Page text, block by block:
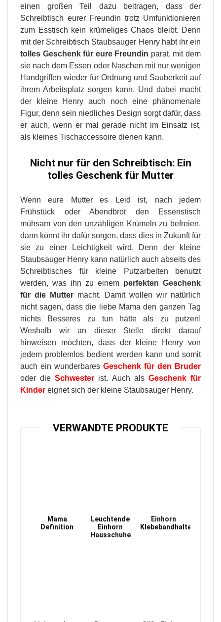
einen großen Teil dazu beitragen, dass der
Schreibtisch eurer Freundin trotz Umfunktionieren
zum Esstisch kein krümeliges Chaos bleibt. Denn
mit der Schreibtisch Staubsauger Henry habt ihr ein
tolles Geschenk für eure Freundin parat, mit dem
sie nach dem Essen oder Naschen mit nur wenigen
Handgriffen wieder für Ordnung und Sauberkeit auf
ihrem Arbeitsplatz sorgen kann. Und dabei macht
der kleine Henry auch noch eine phänomenale
Figur, denn sein niedliches Design sorgt dafür, dass
er auch, wenn er mal gerade nicht im Einsatz ist,
als kleines Tischaccessoire dienen kann.
Nicht nur für den Schreibtisch: Ein
tolles Geschenk für Mutter
Wenn eure Mutter es Leid ist, nach jedem
Frühstück oder Abendbrot den Essenstisch
mühsam von den unzähligen Krümeln zu befreien,
dann könnt ihr dafür sorgen, dass dies in Zukunft für
sie zu einer Leichtigkeit wird. Denn der kleine
Staubsauger Henry kann natürlich auch abseits des
Schreibtisches für kleine Putzarbeiten benutzt
werden, was ihn zu einem perfekten Geschenk
für die Mutter macht. Damit wollen wir natürlich
nicht sagen, dass die liebe Mama den ganzen Tag
nichts Besseres zu tun hätte als zu putzen!
Weshalb wir an dieser Stelle direkt darauf
hinweisen möchten, dass der kleine Henry von
jedem problemlos bedient werden kann und somit
auch ein wunderbares Geschenk für den Bruder
oder die Schwester ist. Auch als Geschenk für
Kinder eignet sich der kleine Staubsauger Henry.
VERWANDTE PRODUKTE
Mama
Definition
Leuchtende
Einhorn
Hausschuhe
Einhorn
Klebebandhalter